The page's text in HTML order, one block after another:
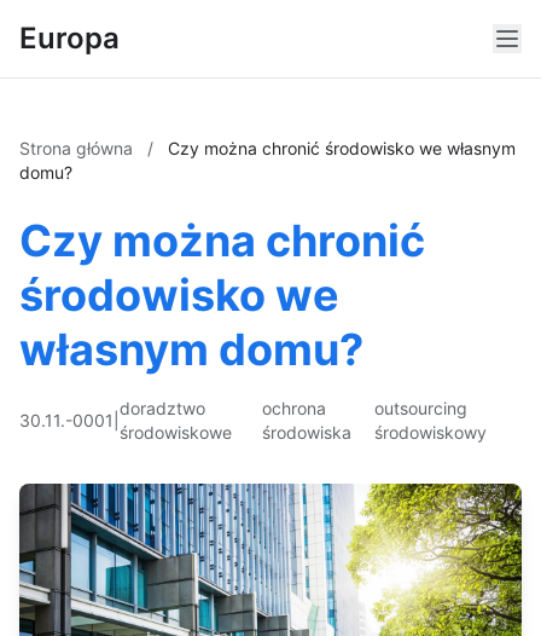
Europa
Strona główna /
Czy można chronić środowisko we własnym
domu?
Czy można chronić
środowisko we
własnym domu?
30.11.-0001
doradztwo
środowiskowe
ochrona
środowiska
outsourcing
środowiskowy